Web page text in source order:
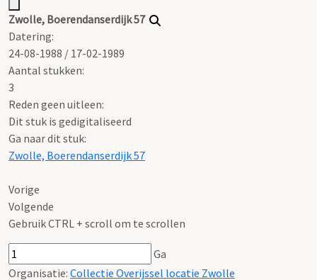
Zwolle, Boerendanserdijk 57
Datering:
24-08-1988 / 17-02-1989
Aantal stukken:
3
Reden geen uitleen:
Dit stuk is gedigitaliseerd
Ga naar dit stuk:
Zwolle, Boerendanserdijk 57
Vorige
Volgende
Gebruik CTRL + scroll om te scrollen
Ga
Organisatie: Collectie Overijssel locatie Zwolle